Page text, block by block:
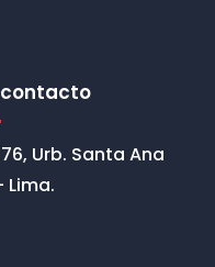
Urb. Santa Ana
Lima.